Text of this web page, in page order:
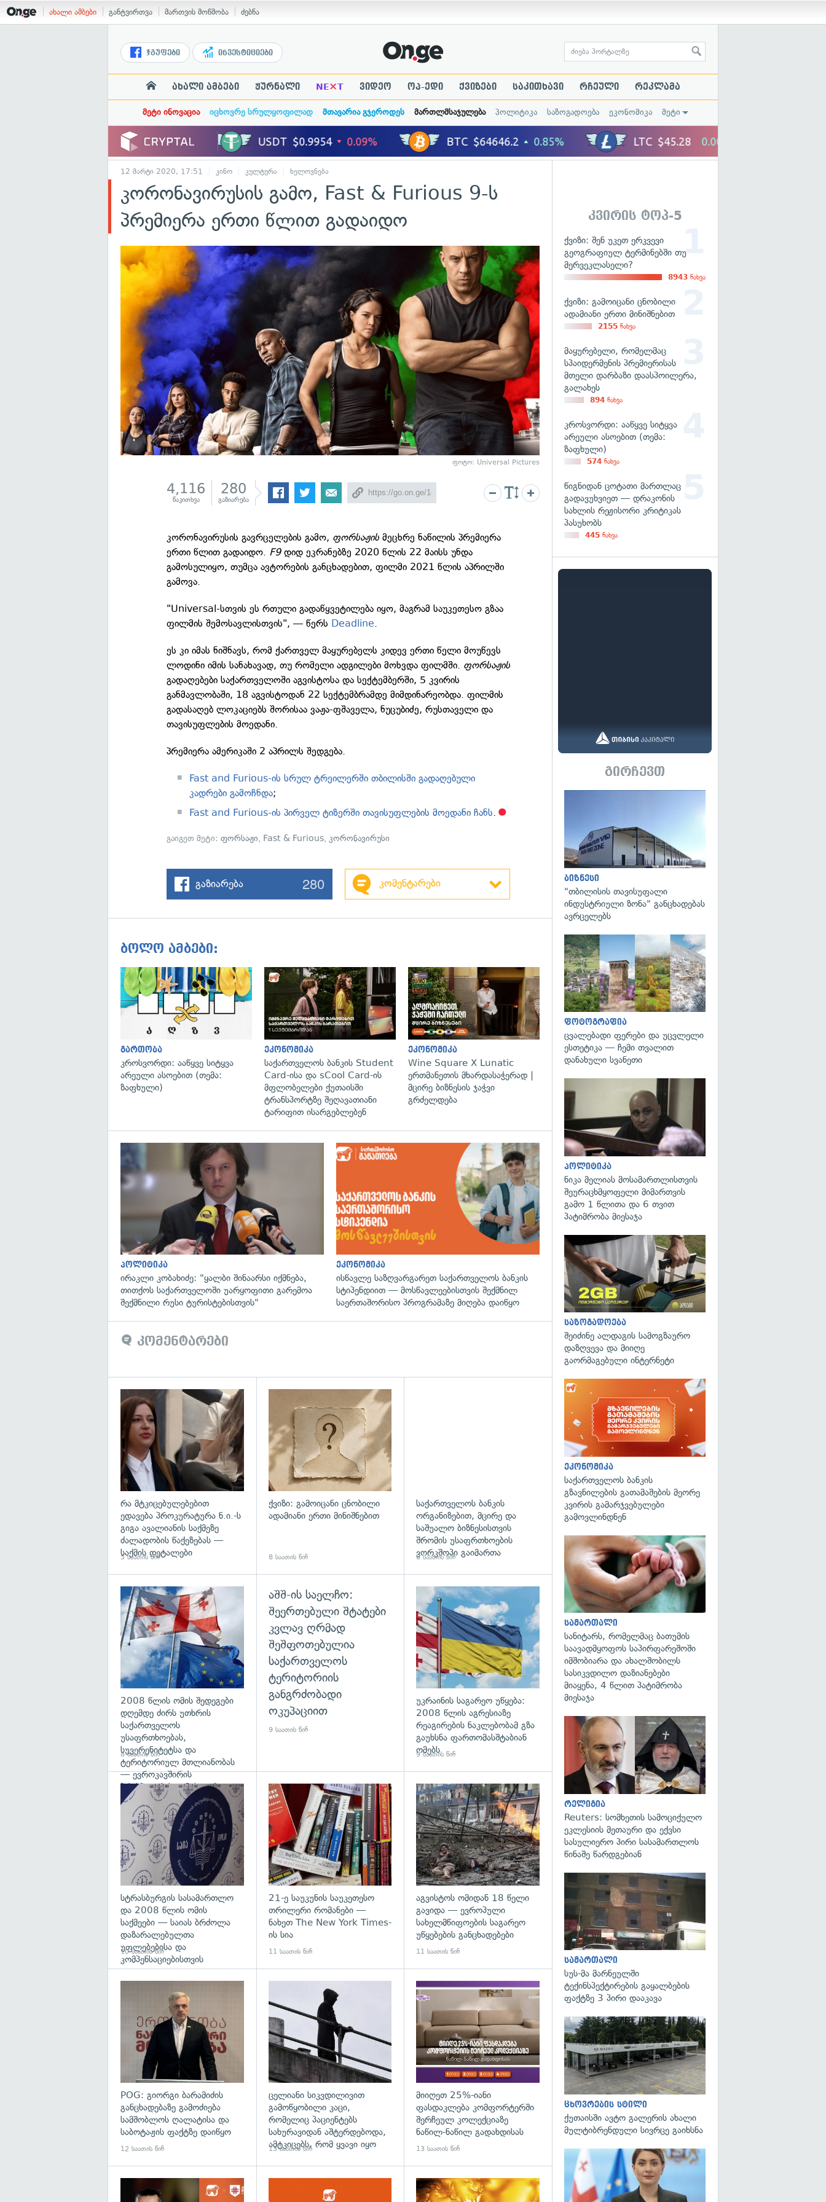
ახალი ამბები განტვირთვა მართვის მოწმობა ძებნა
ჯგუფები ინვესტიციები
ახალი ამბები ჟურნალი NE×T ვიდეო ოპ-ედი ქვიზები საკითხავი რჩეული რეკლამა
მეტი ინოვაცია იცხოვრე სრულყოფილად მთავარია გჯეროდეს მართლმსაჯულება პოლიტიკა საზოგადოება ეკონომიკა მეტი
12 მარტი 2020, 17:51 კინო კულტურა ხელოვნება
კორონავირუსის გამო, Fast & Furious 9-ს
პრემიერა ერთი წლით გადაიდო
ფოტო: Universal Pictures
4,116
წაკითხვა
280
გაზიარება
კორონავირუსის გავრცელების გამო, ფორსაჟისმეცხრე ნაწილის პრემიერა
ერთი წლით გადაიდო. F9დიდ ეკრანებზე 2020 წლის 22 მაისს უნდა
გამოსულიყო, თუმცა ავტორების განცხადებით, ფილმი 2021 წლის აპრილში
გამოვა.
"Universal-სთვის ეს რთული გადაწყვეტილება იყო, მაგრამ საუკეთესო გზაა
ფილმის შემოსავლისთვის", — წერს Deadline.
ეს კი იმას ნიშნავს, რომ ქართველ მაყურებელს კიდევ ერთი წელი მოუწევს
ლოდინი იმის სანახავად, თუ რომელი ადგილები მოხვდა ფილმში. ფორსაჟის
გადაღებები საქართველოში აგვისტოსა და სექტემბერში, 5 კვირის
განმავლობაში, 18 აგვისტოდან 22 სექტემბრამდე მიმდინარეობდა. ფილმის
გადასაღებ ლოკაციებს შორისაა ვაჟა-ფშაველა, ნუცუბიძე, რუსთაველი და
თავისუფლების მოედანი.
პრემიერა ამერიკაში 2 აპრილს შედგება.
Fast and Furious-ის სრულ ტრეილერში თბილისში გადაღებული
კადრები გამოჩნდა;
Fast and Furious-ის პირველ ტიზერში თავისუფლების მოედანი ჩანს.
გაიგეთ მეტი:ფორსაჟი, Fast & Furious,კორონავირუსი
გაზიარება 280 კომენტარები
ბოლო ამბები:
გადახედვა
გართობა
კროსვორდი: ააწყვე სიტყვა
არეული ასოებით (თემა:
ზაფხული)
ეკონომიკა
საქართველოს ბანკის Student
Card-ისა და sCool Card-ის
მფლობელები ქუთაისში
ტრანსპორტზე შეღავათიანი
ტარიფით ისარგებლებენ
ეკონომიკა
Wine Square X Lunatic
ერთმანეთის მხარდასაჭერად |
მცირე ბიზნესის ჯაჭვი
გრძელდება
გადახედვა
პოლიტიკა
ირაკლი კობახიძე: "ყალბი შინაარსი იქმნება,
თითქოს საქართველოში უარყოფითი გარემოა
შექმნილი რუსი ტურისტებისთვის"
ეკონომიკა
ისწავლე საზღვარგარეთ საქართველოს ბანკის
სტიპენდიით — მოსწავლეებისთვის შექმნილ
საერთაშორისო პროგრამაზე მიღება დაიწყო
კომენტარები
რა მტკიცებულებებით
ედავება პროკურატურა ნ.ი.-ს
გიგა ავალიანის საქმეზე
ძალადობის წაქეზებას —
საქმის დეტალები
5 საათის წინ
ქვიზი: გამოიცანი ცნობილი
ადამიანი ერთი მინიშნებით
8 საათის წინ
საქართველოს ბანკის
ორგანიზებით, მცირე და
საშუალო ბიზნესისთვის
შრომის უსაფრთხოების
ვორკშოპი გაიმართა
8 საათის წინ
გადახედვა
2008 წლის ომის შედეგები
დღემდე ძირს უთხრის
საქართველოს
უსაფრთხოებას,
სუვერენიტეტსა და
ტერიტორიულ მთლიანობას
— ევროკავშირის
პრესპიკერის განცხადება
8 საათის წინ
აშშ-ის საელჩო:
შეერთებული შტატები
კვლავ ღრმად
შეშფოთებულია
საქართველოს
ტერიტორიის
განგრძობადი
ოკუპაციით
9 საათის წინ
გადახედვა
უკრაინის საგარეო უწყება:
2008 წლის აგრესიაზე
რეაგირების ნაკლებობამ გზა
გაუხსნა ფართომასშტაბიან
ომებს
9 საათის წინ
გადახედვა
სტრასბურგის სასამართლო
და 2008 წლის ომის
საქმეები — საიას ბრძოლა
დაზარალებულთა
უფლებებისა და
კომპენსაციებისთვის
10 საათის წინ
გადახედვა
21-ე საუკუნის საუკეთესო
თრილერი რომანები —
ნახეთ The New York Times-
ის სია
11 საათის წინ
აგვისტოს ომიდან 18 წელი
გავიდა — ევროპული
სახელმწიფოების საგარეო
უწყებების განცხადებები
11 საათის წინ
POG: გიორგი ბარამიძის
განცხადებაზე გამოძიება
სამშობლოს ღალატისა და
საბოტაჟის ფაქტზე დაიწყო
12 საათის წინ
გადახედვა
ცელიანი სიკვდილივით
გამოწყობილი კაცი,
რომელიც პაციენტებს
სახურავიდან აშტერდებოდა,
ამტკიცებს, რომ ყვავი იყო
13 საათის წინ
მიიღეთ 25%-იანი
ფასდაკლება კომფორტერში
შერჩეულ კოლექციაზე
ნაწილ-ნაწილ გადახდისას
13 საათის წინ
გადახედვა
კვირის ტოპ-5
ქვიზი: შენ უკეთ ერკვევი
გეოგრაფიულ ტერმინებში თუ
მერვეკლასელი?
8943 ნახვა
ქვიზი: გამოიცანი ცნობილი
ადამიანი ერთი მინიშნებით
2155 ნახვა
მაყურებელი, რომელმაც
სპაიდერმენის პრემიერისას
მთელი დარბაზი დაასპოილერა,
გალახეს
894 ნახვა
კროსვორდი: ააწყვე სიტყვა
არეული ასოებით (თემა:
ზაფხული)
574 ნახვა
წიგნიდან ცოტათი მართლაც
გადავუხვიეთ — დრაკონის
სახლის რეჟისორი კრიტიკას
პასუხობს
445 ნახვა
გირჩევთ
ბიზნესი
"თბილისის თავისუფალი
ინდუსტრიული ზონა" განცხადებას
ავრცელებს
ფოტოგრაფია
ცვალებადი ფერები და უცვლელი
ესთეტიკა — ჩემი თვალით
დანახული სვანეთი
პოლიტიკა
ნიკა მელიას მოსამართლისთვის
შეურაცხმყოფელი მიმართვის
გამო 1 წლითა და 6 თვით
პატიმრობა მიესაჯა
საზოგადოება
შეიძინე ალდაგის სამოგზაურო
დაზღვევა და მიიღე
გაორმაგებული ინტერნეტი
ეკონომიკა
საქართველოს ბანკის
გზავნილების გათამაშების მეორე
კვირის გამარჯვებულები
გამოვლინდნენ
სამართალი
სანიტარს, რომელმაც ბათუმის
საავადმყოფოს საპირფარეშოში
იმშობიარა და ახალშობილს
სასიკვდილო დაზიანებები
მიაყენა, 4 წლით პატიმრობა
მიესაჯა
რელიგია
Reuters: სომხეთის სამოციქულო
ეკლესიის მეთაური და ექვსი
სასულიერო პირი სასამართლოს
წინაშე წარდგებიან
სამართალი
სუს-მა მარნეულში
ტექინსპექტირების გაყალბების
ფაქტზე 3 პირი დააკავა
ცხოვრების სტილი
ქუთაისში ავტო გალერის ახალი
მულტიბრენდული სივრცე გაიხსნა